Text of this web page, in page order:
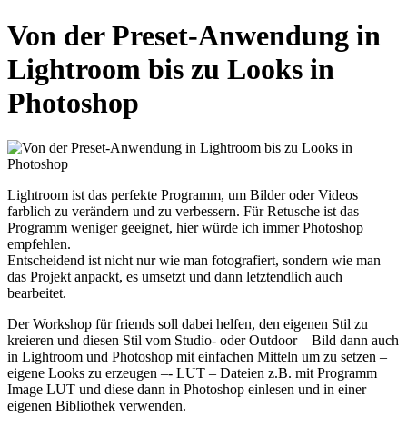
Von der Preset-Anwendung in
Lightroom bis zu Looks in
Photoshop
Lightroom ist das perfekte Programm, um Bilder oder Videos
farblich zu verändern und zu verbessern. Für Retusche ist das
Programm weniger geeignet, hier würde ich immer Photoshop
empfehlen.
Entscheidend ist nicht nur wie man fotografiert, sondern wie man
das Projekt anpackt, es umsetzt und dann letztendlich auch
bearbeitet.
Der Workshop für friends soll dabei helfen, den eigenen Stil zu
kreieren und diesen Stil vom Studio- oder Outdoor – Bild dann auch
in Lightroom und Photoshop mit einfachen Mitteln um zu setzen –
eigene Looks zu erzeugen –- LUT – Dateien z.B. mit Programm
Image LUT und diese dann in Photoshop einlesen und in einer
eigenen Bibliothek verwenden.